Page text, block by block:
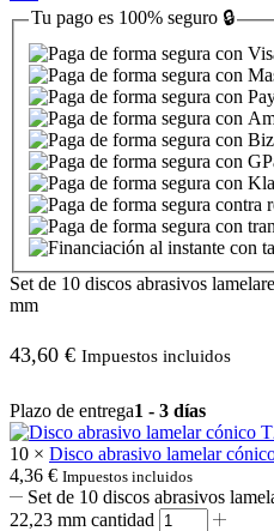
Tu pago es 100% seguro 🔒
Set de 10 discos abrasivos
mm
43,60 € Impuestos incluidos
Plazo de entrega1 - 3 días
10 × Disco abrasivo lamelar
4,36 € Impuestos incluidos
Set de 10 discos abrasivos
22,23 mm cantidad